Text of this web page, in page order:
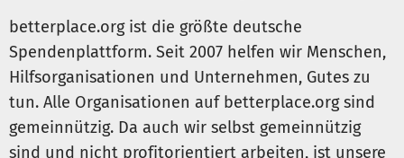
betterplace.org ist die größte deutsche
Spendenplattform. Seit 2007 helfen wir Menschen,
Hilfsorganisationen und Unternehmen, Gutes zu
tun. Alle Organisationen auf betterplace.org sind
gemeinnützig. Da auch wir selbst gemeinnützig
sind und nicht profitorientiert arbeiten, ist unsere